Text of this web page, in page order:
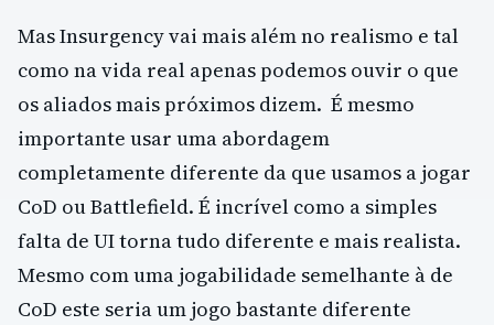
Mas Insurgency vai mais além no realismo e tal
como na vida real apenas podemos ouvir o que
os aliados mais próximos dizem. É mesmo
importante usar uma abordagem
completamente diferente da que usamos a jogar
CoD ou Battlefield. É incrível como a simples
falta de UI torna tudo diferente e mais realista.
Mesmo com uma jogabilidade semelhante à de
CoD este seria um jogo bastante diferente